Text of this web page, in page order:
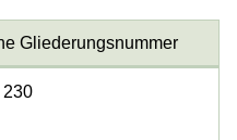
Gliederungsnummer
230